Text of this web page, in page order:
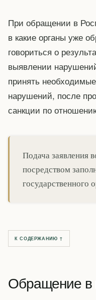
При обращении в
в какие органы уже
говориться о
выявлении
принять
нарушений, после
санкции по
Подача заявления
посредством
государственного
К СОДЕРЖАНИЮ ↑
Обращение в